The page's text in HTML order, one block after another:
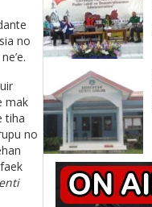
no
mak
tiha
no